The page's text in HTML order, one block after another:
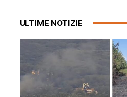
ULTIME NOTIZIE